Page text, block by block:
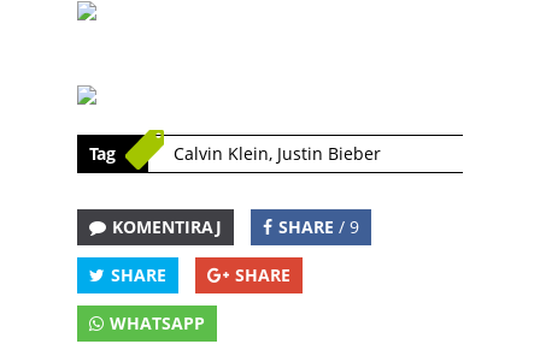
Tag Calvin Klein, Justin Bieber
KOMENTIRAJ SHARE / 9
SHARE SHARE
WHATSAPP